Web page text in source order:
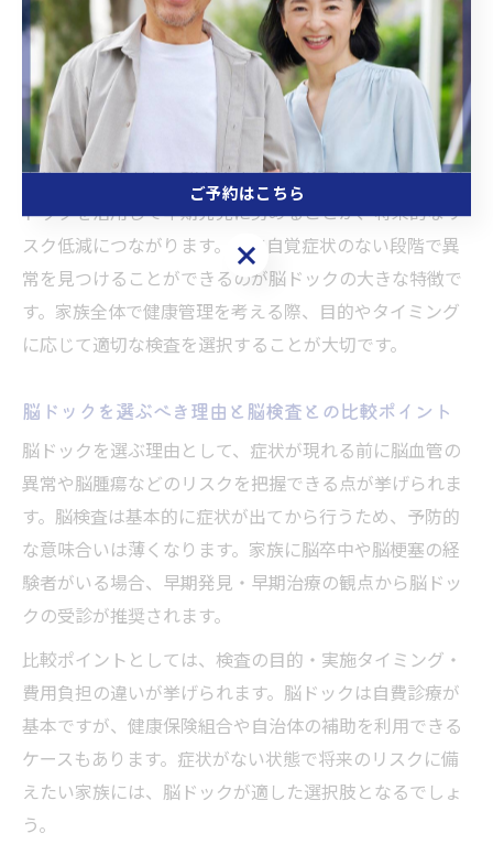
リスクを早期に発見する予防的な検査です。一方、脳検
査はめまいやふらつき、頭痛など具体的な症状がある場
合に医師の判断で実施される診断目的の検査となりま
す。
家族の中に脳卒中や脳血管疾患の既往歴がある場合、脳
ドックを活用して早期発見に努めることが、将来的なリ
スク低減につながります。特に自覚症状のない段階で異
常を見つけることができるのが脳ドックの大きな特徴で
す。家族全体で健康管理を考える際、目的やタイミング
に応じて適切な検査を選択することが大切です。
脳ドックを選ぶべき理由と脳検査との比較ポイント
脳ドックを選ぶ理由として、症状が現れる前に脳血管の
異常や脳腫瘍などのリスクを把握できる点が挙げられま
す。脳検査は基本的に症状が出てから行うため、予防的
な意味合いは薄くなります。家族に脳卒中や脳梗塞の経
験者がいる場合、早期発見・早期治療の観点から脳ドッ
クの受診が推奨されます。
比較ポイントとしては、検査の目的・実施タイミング・
費用負担の違いが挙げられます。脳ドックは自費診療が
基本ですが、健康保険組合や自治体の補助を利用できる
ケースもあります。症状がない状態で将来のリスクに備
えたい家族には、脳ドックが適した選択肢となるでしょ
う。
ご予約はこちら
ご予約はこちら